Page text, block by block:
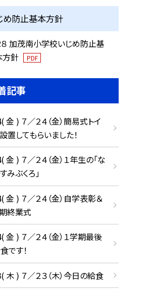
め防止基本方針
８ 加茂南小学校いじめ防止基
方針
PDF
記事
金 ) ７／２４（金）簡易式トイ
置してもらいました！
金 ) ７／２４（金）１年生の「な
みぶくろ」
金 ) ７／２４（金）自学表彰＆
終業式
金 ) ７／２４（金）１学期最後
です！
木 ) ７／２３（木）今日の給食